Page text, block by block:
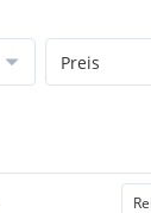
Preis